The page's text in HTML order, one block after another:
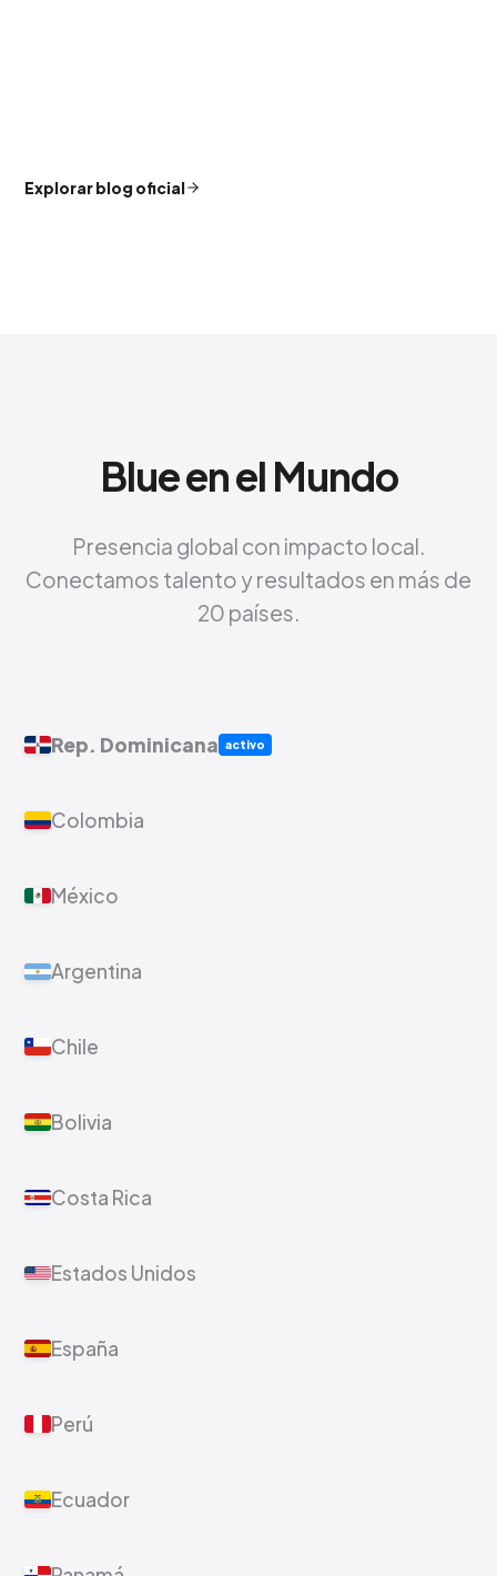
Explorar blog oficial
Blue en el Mundo
Presencia global con impacto local.
Conectamos talento y resultados en más de
20 países.
Rep. Dominicana activo
Colombia
México
Argentina
Chile
Bolivia
Costa Rica
Estados Unidos
España
Perú
Ecuador